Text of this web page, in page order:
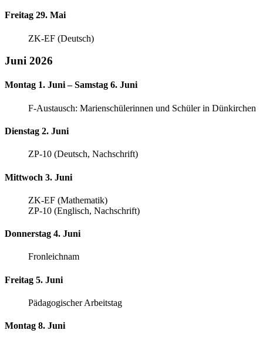
Freitag 29. Mai
ZK-EF (Deutsch)
Juni 2026
Montag 1. Juni – Samstag 6. Juni
F-Austausch: Marienschülerinnen und Schüler in Dünkirchen
Dienstag 2. Juni
ZP-10 (Deutsch, Nachschrift)
Mittwoch 3. Juni
ZK-EF (Mathematik)
ZP-10 (Englisch, Nachschrift)
Donnerstag 4. Juni
Fronleichnam
Freitag 5. Juni
Pädagogischer Arbeitstag
Montag 8. Juni